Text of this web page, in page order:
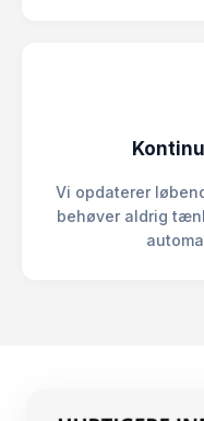
Vi opdaterer
behøver aldrig